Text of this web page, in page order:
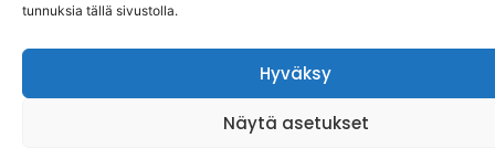
tunnuksia tällä sivustolla.
Hyväksy
Näytä asetukset